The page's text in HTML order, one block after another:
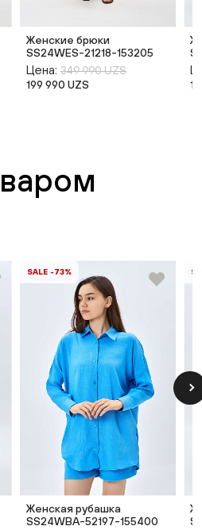
Женские брюки
SS24WES-21218-153205
Цена: 349 990 UZS
199 990 UZS
SALE -73%
Женская рубашка
SS24WBA-52197-155400